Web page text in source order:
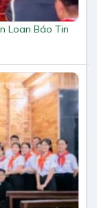
Loan Báo Tin